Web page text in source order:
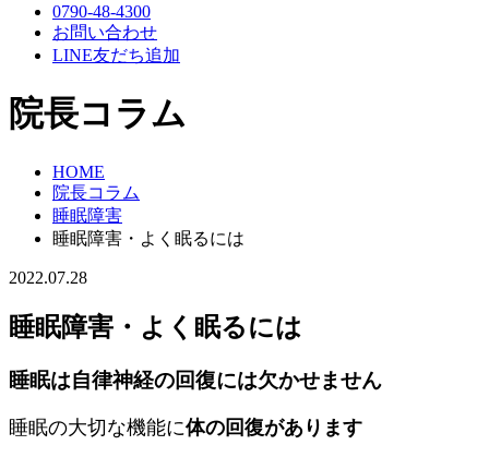
0790-48-4300
お問い合わせ
LINE友だち追加
院長コラム
HOME
院長コラム
睡眠障害
睡眠障害・よく眠るには
2022.07.28
睡眠障害・よく眠るには
睡眠は自律神経の回復には欠かせません
睡眠の大切な機能に体の回復があります